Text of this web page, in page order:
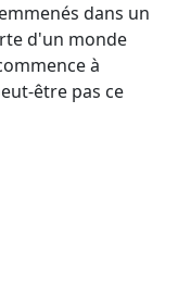
dans un
d'un monde
à
être pas ce